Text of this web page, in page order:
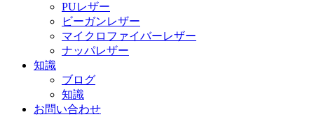
PUレザー
ビーガンレザー
マイクロファイバーレザー
ナッパレザー
知識
ブログ
知識
お問い合わせ